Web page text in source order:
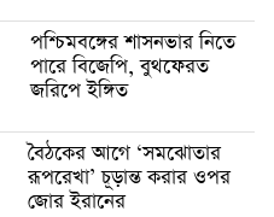
পশ্চিমবঙ্গের শাসনভার নিতে
পারে বিজেপি, বুথফেরত
জরিপে ইঙ্গিত
বৈঠকের আগে ‘সমঝোতার
রূপরেখা’ চূড়ান্ত করার ওপর
জোর ইরানের